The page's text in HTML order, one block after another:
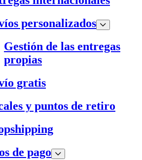
personalizados
Gestión de las entregas
propias
gratis
y puntos de retiro
de pago